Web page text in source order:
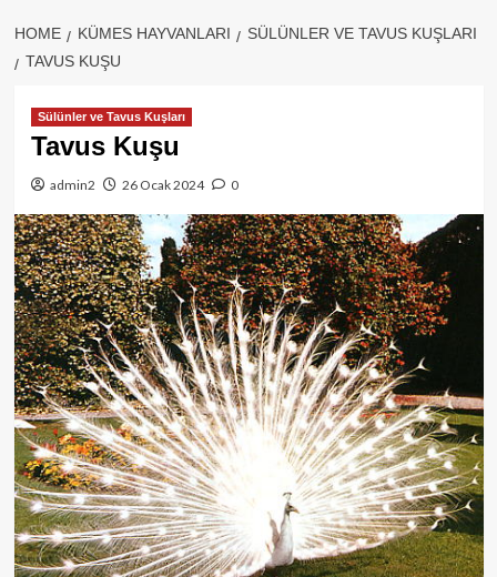
HOME KÜMES HAYVANLARI
SÜLÜNLER VE TAVUS KUŞLARI
TAVUS KUŞU
Sülünler ve Tavus Kuşları
Tavus Kuşu
admin2 26 Ocak 2024 0